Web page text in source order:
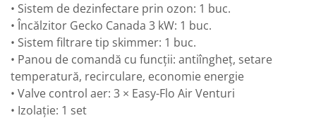
• Sistem de dezinfectare prin ozon: 1 buc.
• Încălzitor Gecko Canada 3 kW: 1 buc.
• Sistem filtrare tip skimmer: 1 buc.
• Panou de comandă cu funcții: antiîngheț, setare
temperatură, recirculare, economie energie
• Valve control aer: 3 × Easy-Flo Air Venturi
• Izolație: 1 set